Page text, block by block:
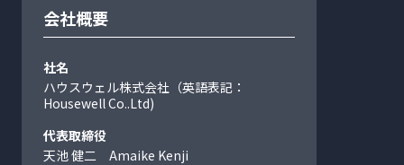
会社概要
社名
ハウスウェル株式会社（英語表記：
Housewell Co..Ltd)
代表取締役
天池 健二 Amaike Kenji